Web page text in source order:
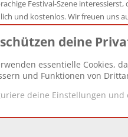
Festival-Szene
und kostenlos. Wir freuen uns
Einstellungen PR Light
deine
essentielle Cookies,
und Funktionen von
deine Einstellungen